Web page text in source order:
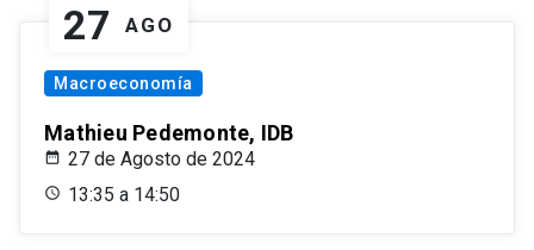
27 AGO
Macroeconomía
Mathieu Pedemonte, IDB
27 de Agosto de 2024
13:35 a 14:50